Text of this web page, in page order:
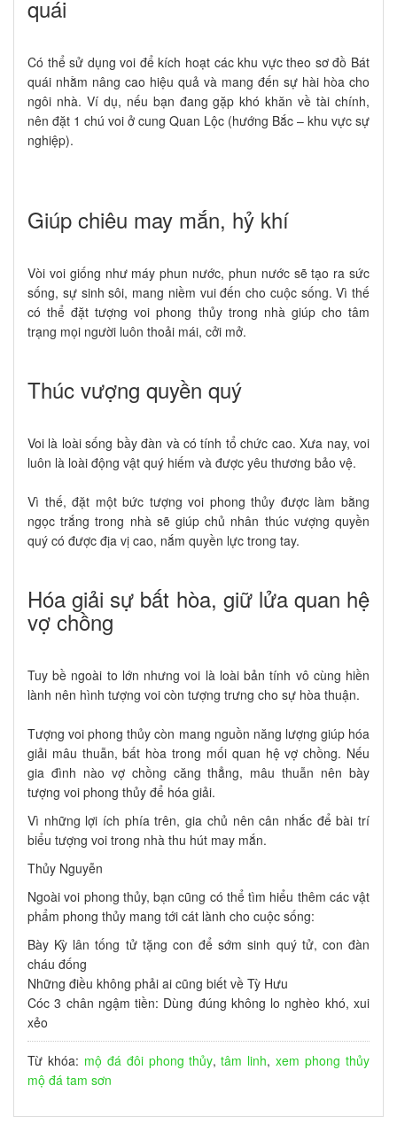
quái
Có thể sử dụng voi để kích hoạt các khu vực theo sơ đồ Bát
quái nhằm nâng cao hiệu quả và mang đến sự hài hòa cho
ngôi nhà. Ví dụ, nếu bạn đang gặp khó khăn về tài chính,
nên đặt 1 chú voi ở cung Quan Lộc (hướng Bắc – khu vực sự
nghiệp).
Giúp chiêu may mắn, hỷ khí
Vòi voi giống như máy phun nước, phun nước sẽ tạo ra sức
sống, sự sinh sôi, mang niềm vui đến cho cuộc sống. Vì thế
có thể đặt tượng voi phong thủy trong nhà giúp cho tâm
trạng mọi người luôn thoải mái, cởi mở.
Thúc vượng quyền quý
Voi là loài sống bầy đàn và có tính tổ chức cao. Xưa nay, voi
luôn là loài động vật quý hiếm và được yêu thương bảo vệ.
Vì thế, đặt một bức tượng voi phong thủy được làm bằng
ngọc trắng trong nhà sẽ giúp chủ nhân thúc vượng quyền
quý có được địa vị cao, nắm quyền lực trong tay.
Hóa giải sự bất hòa, giữ lửa quan hệ
vợ chồng
Tuy bề ngoài to lớn nhưng voi là loài bản tính vô cùng hiền
lành nên hình tượng voi còn tượng trưng cho sự hòa thuận.
Tượng voi phong thủy còn mang nguồn năng lượng giúp hóa
giải mâu thuẫn, bất hòa trong mối quan hệ vợ chồng. Nếu
gia đình nào vợ chồng căng thẳng, mâu thuẫn nên bày
tượng voi phong thủy để hóa giải.
Vì những lợi ích phía trên, gia chủ nên cân nhắc để bài trí
biểu tượng voi trong nhà thu hút may mắn.
Thủy Nguyễn
Ngoài voi phong thủy, bạn cũng có thể tìm hiểu thêm các vật
phẩm phong thủy mang tới cát lành cho cuộc sống:
Bày Kỳ lân tống tử tặng con để sớm sinh quý tử, con đàn
cháu đống
Những điều không phải ai cũng biết về Tỳ Hưu
Cóc 3 chân ngậm tiền: Dùng đúng không lo nghèo khó, xui
xẻo
Từ khóa: mộ đá đôi phong thủy,tâm linh,xem phong thủy
mộ đá tam sơn